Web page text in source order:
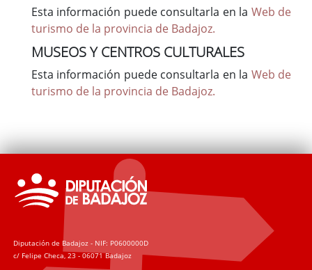
Esta información puede consultarla en la Web de
turismo de la provincia de Badajoz.
MUSEOS Y CENTROS CULTURALES
Esta información puede consultarla en la Web de
turismo de la provincia de Badajoz.
Diputación de Badajoz - NIF: P0600000D
c/ Felipe Checa, 23 - 06071 Badajoz